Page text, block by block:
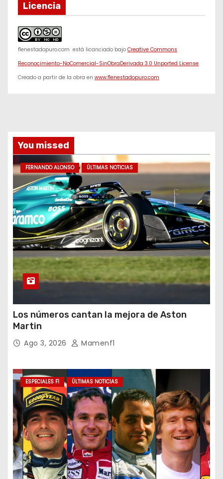
Licencia
f1enestadopuro.com está licanciado bajo Creative Commons
Reconocimiento-NoComercial-SinObraDerivada 3.0 Unported License.
Creado a partir de la obra en www.f1enestadopuro.com
You missed
FERNANDO ALONSO ÚLTIMAS NOTICIAS
Los números cantan la mejora de Aston
Martin
Ago 3, 2026 Mamenf1
ESPECIALES F1 ÚLTIMAS NOTICIAS